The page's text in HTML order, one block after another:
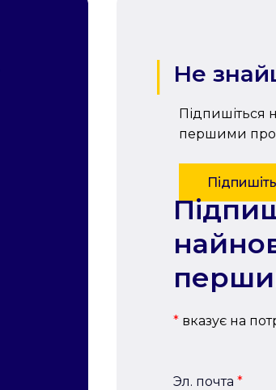
Не
Підпишіться
першими про
*вказує на
Эл. почта *